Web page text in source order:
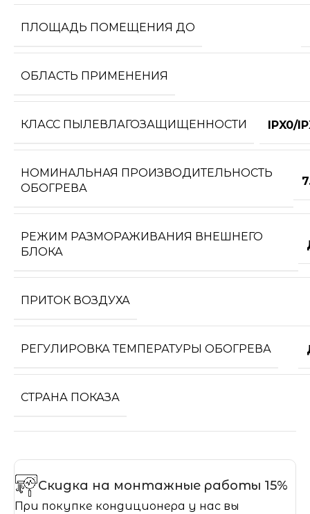
ПЛОЩАДЬ ПОМЕЩЕНИЯ ДО
ОБЛАСТЬ ПРИМЕНЕНИЯ
КЛАСС ПЫЛЕВЛАГОЗАЩИЩЕННОСТИ IPX0/
НОМИНАЛЬНАЯ ПРОИЗВОДИТЕЛЬНОСТЬ
ОБОГРЕВА
РЕЖИМ РАЗМОРАЖИВАНИЯ ВНЕШНЕГО
БЛОКА
ПРИТОК ВОЗДУХА
РЕГУЛИРОВКА ТЕМПЕРАТУРЫ ОБОГРЕВА
СТРАНА ПОКАЗА
Скидка на монтажные работы 15%
При покупке кондиционера у нас вы